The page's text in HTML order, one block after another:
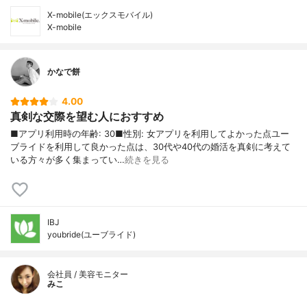
X-mobile(エックスモバイル)
X-mobile
かなで餅
4.00
真剣な交際を望む人におすすめ
■アプリ利用時の年齢: 30■性別: 女アプリを利用してよかった点ユー
ブライドを利用して良かった点は、30代や40代の婚活を真剣に考えて
いる方々が多く集まってい…続きを見る
IBJ
youbride(ユーブライド)
会社員 / 美容モニター
みこ